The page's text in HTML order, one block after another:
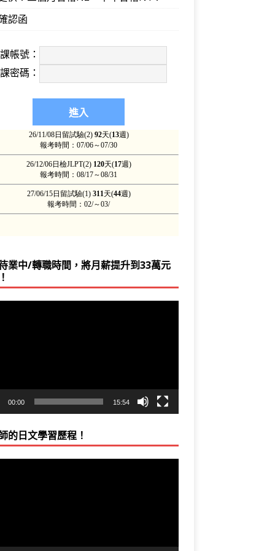
認函
帳號：
密碼：
業中/轉職時間，將月薪提升到33萬元
00:00 15:54
的日文學習歷程！